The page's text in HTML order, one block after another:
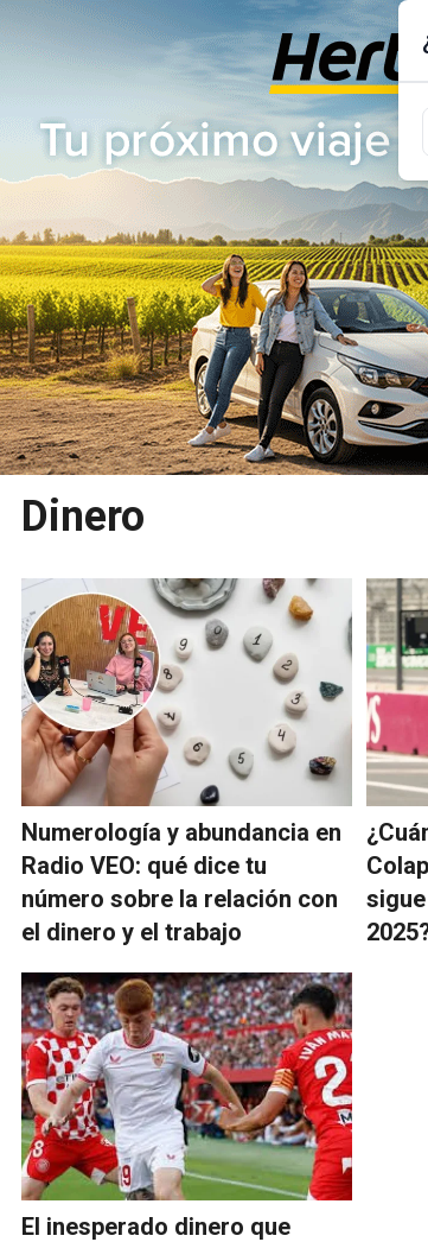
Sábado 8 de Agosto
de 2026
17.9ºc | Buenos Aires, AR
ACTUALIDAD
Dinero
Numerología y abundancia en
Radio VEO: qué dice tu
número sobre la relación con
el dinero y el trabajo
El inesperado dinero que